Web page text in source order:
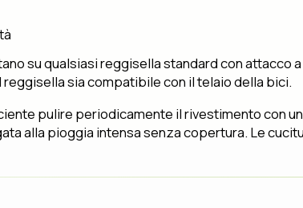
su qualsiasi reggisella standard con
sia compatibile con il telaio della bici.
pulire periodicamente il rivestimento con
alla pioggia intensa senza copertura. Le